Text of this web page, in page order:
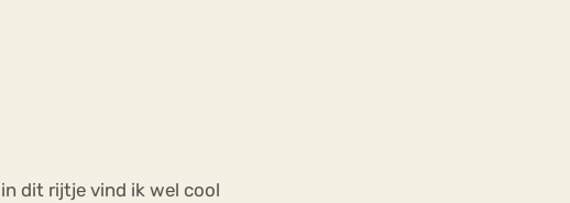
in dit rijtje vind ik wel cool